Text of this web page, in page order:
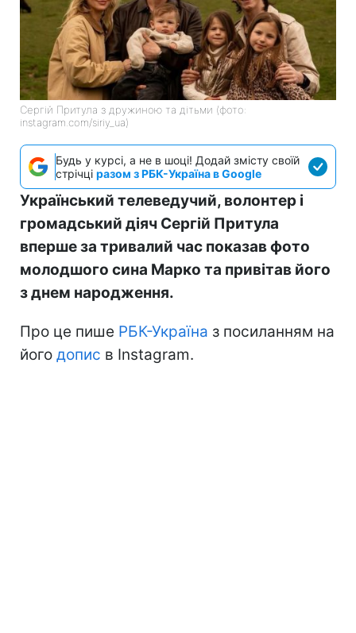
Сергій Притула з дружиною та дітьми (фото:
instagram.com/siriy_ua)
Будь у курсі, а не в шоці! Додай змісту своїй
стрічці разом з РБК-Україна в Google
Український телеведучий, волонтер і
громадський діяч Сергій Притула
вперше за тривалий час показав фото
молодшого сина Марко та привітав його
з днем народження.
Про це пише РБК-Україна з посиланням на
його допис в Instagram.